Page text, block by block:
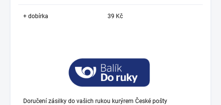
+ dobírka 39 Kč
Doručení zásilky do vašich rukou kurýrem České pošty